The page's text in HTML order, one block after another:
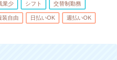
業少 シフト 交替制勤務
装自由 日払いOK 週払いOK